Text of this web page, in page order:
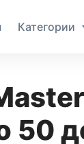
Категории
50